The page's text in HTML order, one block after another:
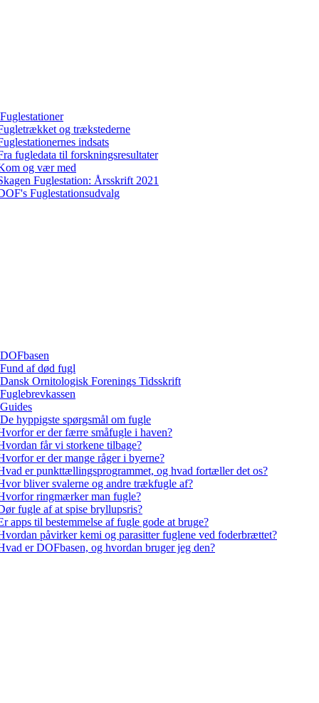
Fuglestationer
og trækstederne
indsats
fugledata til forskningsresultater
og vær med
Fuglestation: Årsskrift 2021
Fuglestationsudvalg
DOFbasen
Fund af død fugl
Dansk Ornitologisk Forenings Tidsskrift
Fuglebrevkassen
Guides
De hyppigste spørgsmål om fugle
er der færre småfugle i haven?
får vi storkene tilbage?
er der mange råger i byerne?
er punkttællingsprogrammet, og hvad fortæller det os?
bliver svalerne og andre trækfugle af?
ringmærker man fugle?
fugle af at spise bryllupsris?
apps til bestemmelse af fugle gode at bruge?
påvirker kemi og parasitter fuglene ved foderbrættet?
er DOFbasen, og hvordan bruger jeg den?